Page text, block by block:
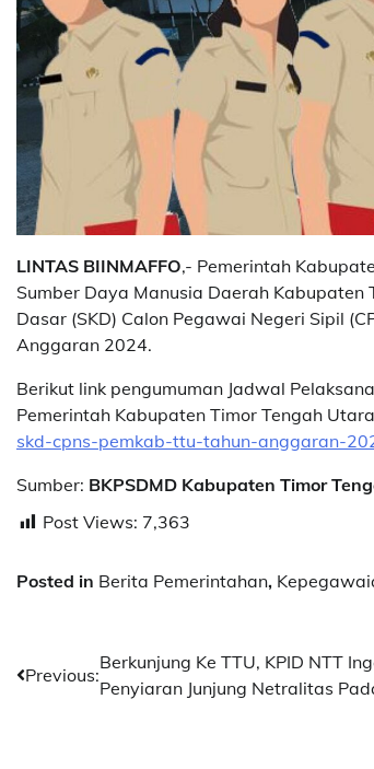
LINTAS BIINMAFFO,- Pemerintah
Sumber Daya Manusia Daerah Kabupaten
Dasar (SKD) Calon Pegawai Negeri Sipil
Anggaran 2024.
Berikut link pengumuman Jadwal
Pemerintah Kabupaten Timor Tengah
skd-cpns-pemkab-ttu-tahun-anggaran-
Sumber: BKPSDMD Kabupaten Timor
Post Views: 7,363
Posted in Berita Pemerintahan,
Post
navigation
Previous:
Berkunjung Ke TTU, KPID NTT
Penyiaran Junjung Netralitas